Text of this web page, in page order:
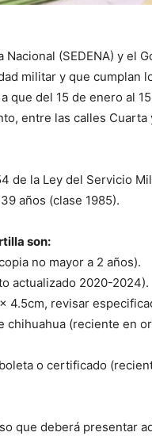
Nacional (SEDENA) y el
militar y que cumplan
que del 15 de enero al
entre las calles Cuarta
de la Ley del Servicio
años (clase 1985).
son:
no mayor a 2 años).
actualizado 2020-2024).
4.5cm, revisar
(reciente en
o certificado
que deberá presentar